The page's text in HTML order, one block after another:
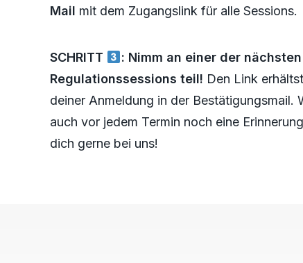
Mail mit dem Zugangslink für alle Sessions.
SCHRITT : Nimm an einer der
Regulationssessions teil! Den Link
deiner Anmeldung in der Bestätigungsmail.
auch vor jedem Termin noch eine
dich gerne bei uns!